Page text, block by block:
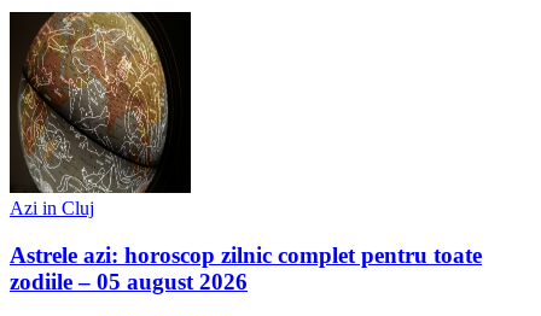
Azi in Cluj
Astrele azi: horoscop zilnic complet pentru toate
zodiile – 05 august 2026